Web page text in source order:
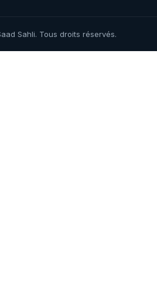
Sahli. Tous droits réservés.